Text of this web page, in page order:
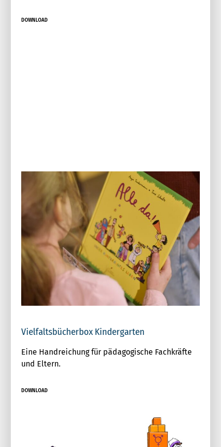
DOWNLOAD
Vielfaltsbücherbox Kindergarten
Eine Handreichung für pädagogische Fachkräfte
und Eltern.
DOWNLOAD